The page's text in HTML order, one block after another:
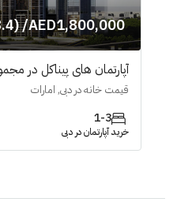
AED1,800,000/ (68.4 میلیارد تومان)
آپارتمان های پیناکل در
قیمت خانه در دبی, امارات
1-3
خرید آپارتمان در دبی